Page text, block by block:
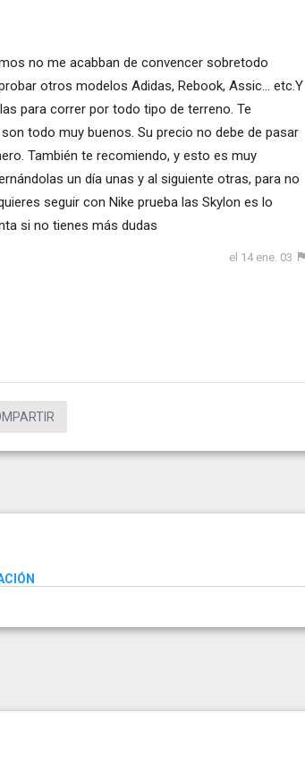
no me acabban de convencer sobretodo
otros modelos Adidas, Rebook, Assic... etc.Y
para correr por todo tipo de terreno. Te
todo muy buenos. Su precio no debe de pasar
También te recomiendo, y esto es muy
un día unas y al siguiente otras, para no
seguir con Nike prueba las Skylon es lo
si no tienes más dudas
el 14 ene. 03